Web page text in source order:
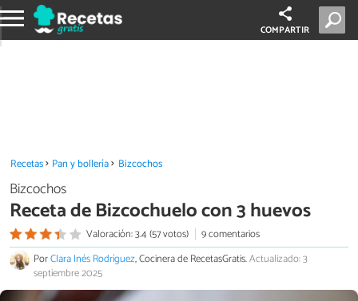
COMPARTIR
Recetas Pan y bollería Bizcochos
Bizcochos
Receta de Bizcochuelo con 3 huevos
Valoración: 3.4 (57 votos)
9 comentarios
PorClara Inés Rodríguez, Cocinera de RecetasGratis.Actualizado: 3
septiembre 2025